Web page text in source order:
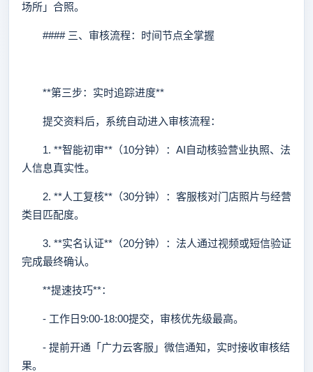
场所」合照。
#### 三、审核流程：时间节点全掌握
**第三步：实时追踪进度**
提交资料后，系统自动进入审核流程：
1. **智能初审**（10分钟）：AI自动核验营业执照、法
人信息真实性。
2. **人工复核**（30分钟）：客服核对门店照片与经营
类目匹配度。
3. **实名认证**（20分钟）：法人通过视频或短信验证
完成最终确认。
**提速技巧**：
- 工作日9:00-18:00提交，审核优先级最高。
- 提前开通「广力云客服」微信通知，实时接收审核结
果。